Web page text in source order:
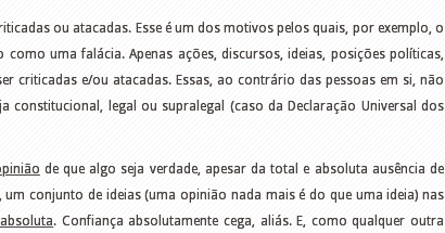
ou atacadas. Esse é um dos motivos pelos quais, por exemplo, o
como uma falácia. Apenas ações, discursos, ideias, posições políticas,
criticadas e/ou atacadas. Essas, ao contrário das pessoas em si, não
constitucional, legal ou supralegal (caso da Declaração Universal dos
de que algo seja verdade, apesar da total e absoluta ausência de
um conjunto de ideias (uma opinião nada mais é do que uma ideia) nas
. Confiança absolutamente cega, aliás. E, como qualquer outra